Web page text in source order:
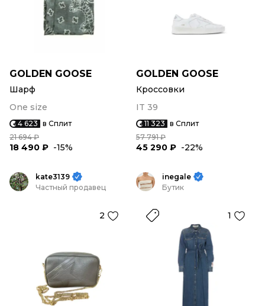
GOLDEN GOOSE
Шарф
One size
4 623 в Сплит
21 694 ₽
18 490 ₽ -15%
GOLDEN GOOSE
Кроссовки
IT 39
11 323 в Сплит
57 791 ₽
45 290 ₽ -22%
kate3139
Частный продавец
2
inegale
Бутик
1